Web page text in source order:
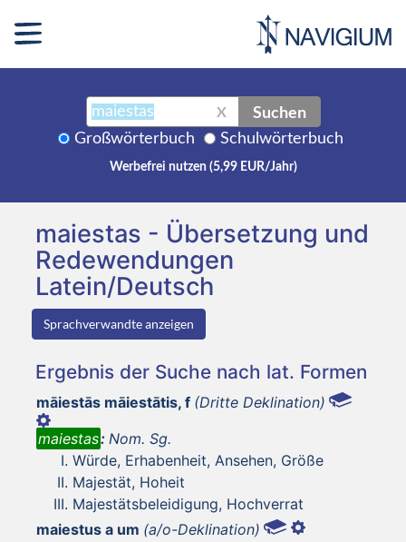
X Suchen
Großwörterbuch Schulwörterbuch
Werbefrei nutzen (5,99 EUR/Jahr)
maiestas - Übersetzung und
Redewendungen
Latein/Deutsch
Sprachverwandte anzeigen
Ergebnis der Suche nach lat. Formen
māiestās māiestātis, f (Dritte Deklination)
maiestas: Nom. Sg.
Würde, Erhabenheit, Ansehen, Größe
Majestät, Hoheit
Majestätsbeleidigung, Hochverrat
maiestus a um (a/o-Deklination)